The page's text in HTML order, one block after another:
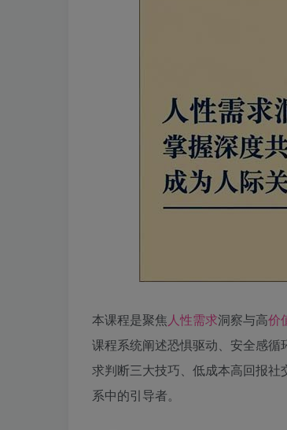
本课程是聚焦人性需求洞察与高价
课程系统阐述恐惧驱动、安全感
求判断三大技巧、低成本高回报
系中的引导者。